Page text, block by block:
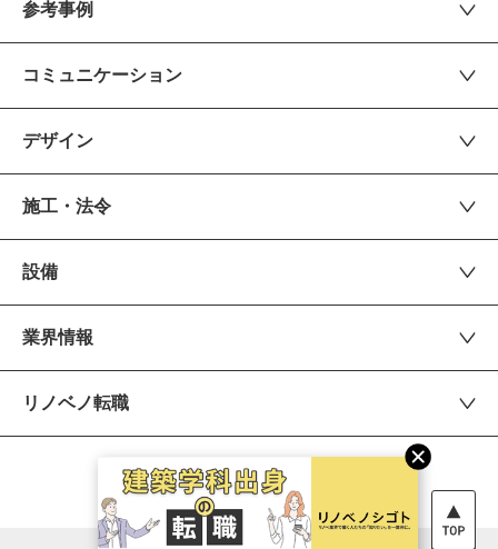
参考事例
コミュニケーション
デザイン
施工・法令
設備
業界情報
リノベノ転職